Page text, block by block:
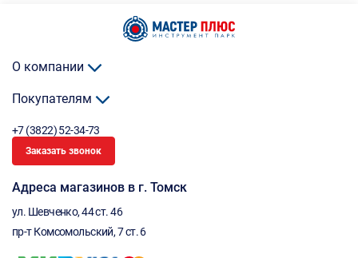
О компании
Покупателям
+7 (3822) 52-34-73
Заказать звонок
Адреса магазинов в г. Томск
ул. Шевченко, 44 ст. 46
пр-т Комсомольский, 7 ст. 6